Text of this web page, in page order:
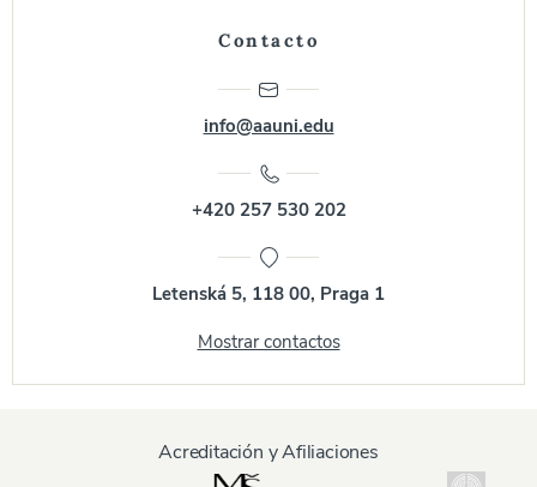
Contacto
info@aauni.edu
+420 257 530 202
Letenská 5, 118 00, Praga 1
Mostrar contactos
Acreditación y Afiliaciones